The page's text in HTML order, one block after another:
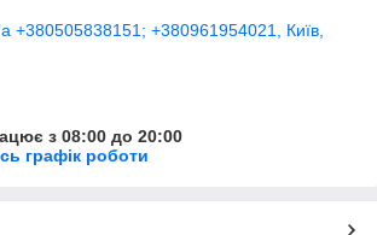
+380505838151; +380961954021, Київ,
з 08:00 до 20:00
графік роботи